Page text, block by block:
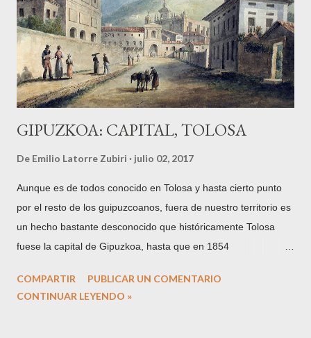
como del medio (disponemos, de nevera, cocina, ducha, baño
y demás comodidades de la vida moderna) no tengan nada
que ver con las de un viaje de aventura, te da la posibilidad de
improvisar y cierto aire de vagabundo nóma...
GIPUZKOA: CAPITAL, TOLOSA
De Emilio Latorre Zubiri julio 02, 2017
Aunque es de todos conocido en Tolosa y hasta cierto punto
por el resto de los guipuzcoanos, fuera de nuestro territorio es
un hecho bastante desconocido que históricamente Tolosa
fuese la capital de Gipuzkoa, hasta que en 1854
San Sebastián. Cuando se dice que Tolosa sólo lo fue por un
COMPARTIR
PUBLICAR UN COMENTARIO
CONTINUAR LEYENDO »